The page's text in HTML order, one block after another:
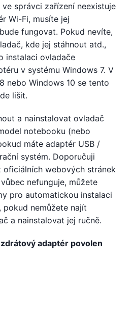
správci zařízení neexistuje
Wi-Fi, musíte jej
fungovat. Pokud nevíte,
kde jej stáhnout atd.,
instalaci ovladače
v systému Windows 7. V
nebo Windows 10 se tento
lišit.
a nainstalovat ovladač
notebooku (nebo
máte adaptér USB /
systém. Doporučuji
oficiálních webových stránek
nefunguje, můžete
pro automatickou instalaci
pokud nemůžete najít
a nainstalovat jej ručně.
adaptér povolen